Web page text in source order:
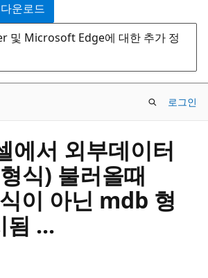
운로드
및 Microsoft Edge에 대한 추가 정
로그인
에서 외부데이터
식) 불러올때
이 아닌 mdb 형
됨 ...